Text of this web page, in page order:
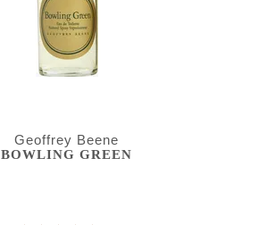
Geoffrey Beene
BOWLING GREEN